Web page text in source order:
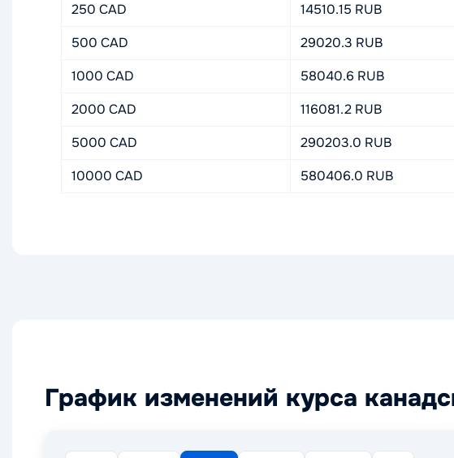
250 CAD
14510.15 RUB
500 CAD
29020.3 RUB
1000 CAD
58040.6 RUB
2000 CAD
116081.2 RUB
5000 CAD
290203.0 RUB
10000 CAD
580406.0 RUB
График изменений курса